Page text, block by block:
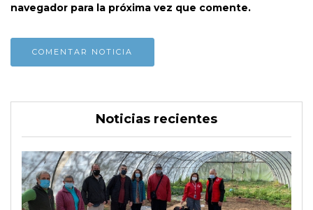
navegador para la próxima vez que comente.
Noticias recientes